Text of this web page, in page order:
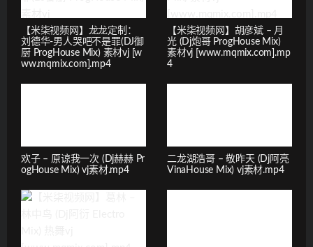
【米柒视频网】龙龙定制：
刘德华-男人哭吧不是罪(DJ御
厨 ProgHouse Mix) 素材vj [w
ww.mqmix.com].mp4
【米柒视频网】胡彦斌 – 月
光 (Dj炮哥 ProgHouse Mix)
素材vj [www.mqmix.com].mp
4
欢子 – 原谅我一次 (Dj赫赫 Pr
ogHouse Mix) vj素材.mp4
二龙湖浩哥 – 敬昨天 (Dj阿亮
VinaHouse Mix) vj素材.mp4